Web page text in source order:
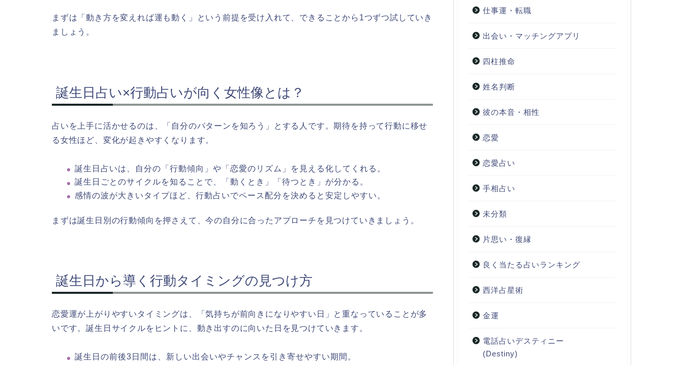
まずは「動き方を変えれば運も動く」という前提を受け入れて、できることから1つずつ試していき
ましょう。
誕生日占い×行動占いが向く女性像とは？
占いを上手に活かせるのは、「自分のパターンを知ろう」とする人です。期待を持って行動に移せ
る女性ほど、変化が起きやすくなります。
誕生日占いは、自分の「行動傾向」や「恋愛のリズム」を見える化してくれる。
誕生日ごとのサイクルを知ることで、「動くとき」「待つとき」が分かる。
感情の波が大きいタイプほど、行動占いでペース配分を決めると安定しやすい。
まずは誕生日別の行動傾向を押さえて、今の自分に合ったアプローチを見つけていきましょう。
誕生日から導く行動タイミングの見つけ方
恋愛運が上がりやすいタイミングは、「気持ちが前向きになりやすい日」と重なっていることが多
いです。誕生日サイクルをヒントに、動き出すのに向いた日を見つけていきます。
誕生日の前後3日間は、新しい出会いやチャンスを引き寄せやすい期間。
仕事運・転職
出会い・マッチングアプリ
四柱推命
姓名判断
彼の本音・相性
恋愛
恋愛占い
手相占い
未分類
片思い・復縁
良く当たる占いランキング
西洋占星術
金運
電話占いデスティニー
(Destiny)